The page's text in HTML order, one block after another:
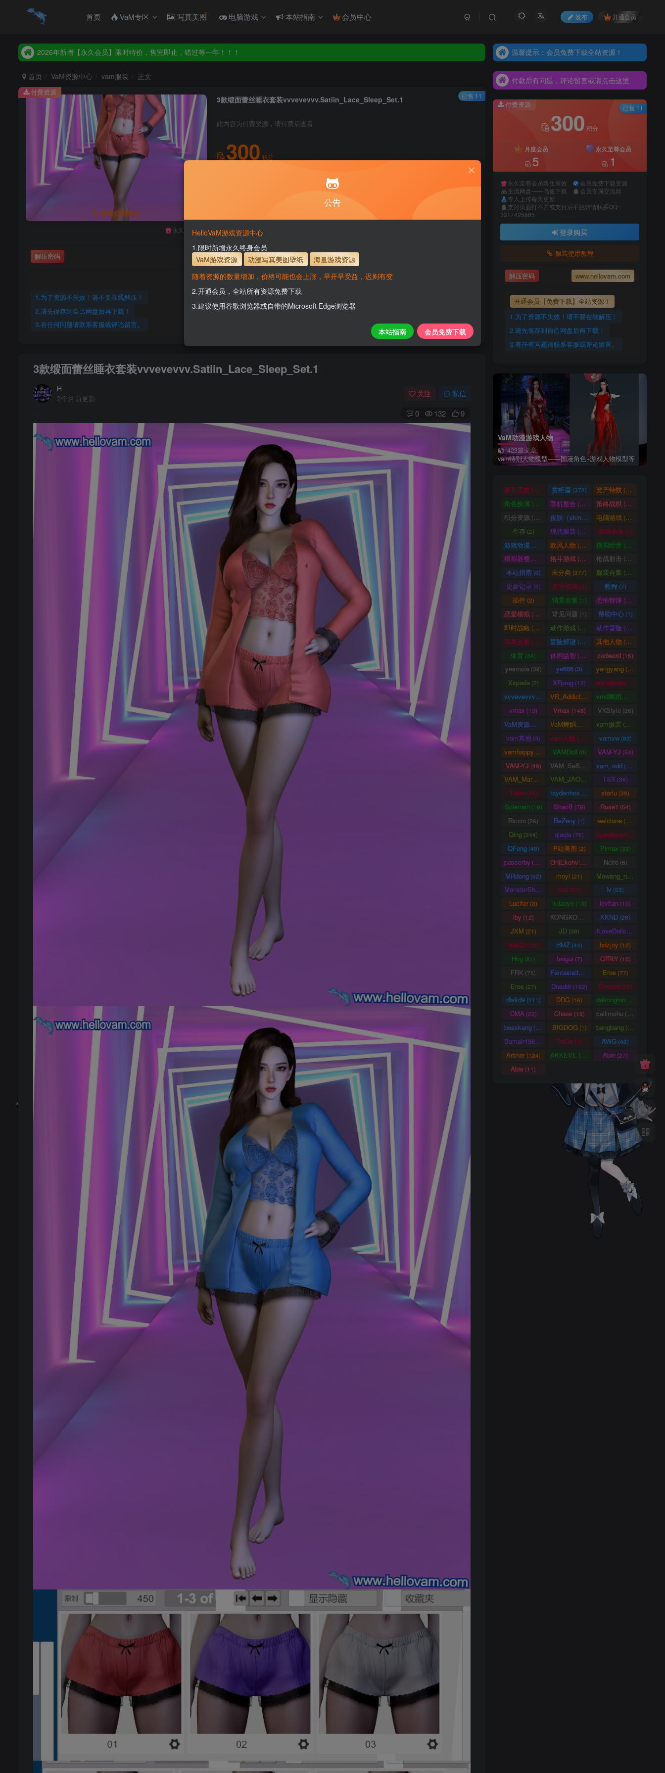
首页 VaM专区 写真美图 电脑游戏 本站指南 会员中心 发布 开通会员
2026年新增【永久会员】限时特价，售完即止，错过等一年！！！
2026年新增【永久会员】限时特价，售完即止，错过等一年！！！
首页 VaM资源中心 vam服装 正文
服装使用教程
3款缎面蕾丝睡衣套装vvvevevvv.Satiin_Lace_Sleep_Set.1
此内容为付费资源，请付费后查看
300 积分
永久至尊会员 1
永久至尊会员终生有效 会员免费下载资源
解压密码
开通会员【免费下载】全站资源！
1.为了资源不失效！请不要在线解压！
2.请先保存到自己网盘后再下载！
3.有任何问题请联系客服或评论留言。
付费资源 已售 11
3款缎面蕾丝睡衣套装vvvevevvv.Satiin_Lace_Sleep_Set.1
H
2个月前更新
关注 私信
0 132 9
温馨提示：会员免费下载全站资源！
温馨提示：会员免费下载全站资源！
付款后有问题，评论留言或请点击这里
付款后有问题，评论留言或请点击这里
付款后有问题，评论留言或请点击这里
付费资源
300 积分
月度会员
5
永久至尊会员
1
永久至尊会员终生有效
会员免费下载资源
主流网盘——高速下载
会员专属交流群
专人上传每天更新
支付页面打不开或支付后不跳转请联系QQ：
3317425885
登录购买
服装使用教程
解压密码 www.hellovam.com
开通会员【免费下载】全站资源！
1.为了资源不失效！请不要在线解压！
2.请先保存到自己网盘后再下载！
3.有任何问题请联系客服或评论留言。
已售 11
VaM动漫游戏人物
423篇文章
vam特别人物模型——国漫角色+游戏人物模型等
赛车竞技 (36) 赏析屋 (372) 资产特效 (224)
角色扮演 (207) 联机整合 (34) 策略战棋 (71)
积分资源 (3246) 皮肤（skin） (1)电脑游戏 (1003)
生存 (2) 现代服装 (929) 游戏本体(1)
游戏动漫古装 (466)
欧风人物 (62) 模拟经营 (57)
模拟器整合 格斗游戏 (25) 枪战射击 (105)
本站指南(0) 未分类 (377) 服装合集 (20)
更新记录(0) 文字游戏(4) 教程 (7)
插件(2) 情景合集 (1) 恐怖惊悚 (64)
恋爱模拟 (101) 常见问题 (1) 帮助中心(1)
即时战略 (14) 动作游戏 (33) 动作冒险 (336)
写真合集 (370) 冒险解谜 (30) 其他人物 (661)
体育 (34) 休闲益智 (69) zedward (15)
yesmola(38) ye666 (3) yangyang (86)
Xspada(2) XFprog (12) wunderwise(1)
vvvevevvv
(191) VR_Addict
(38) vmd舞蹈数据
vmax (13) Vmax (148) VKStyle(26)
VaM资源中心 (4163) VaM舞蹈视频 (5)vam服装 (1458)
vam其他 (3) vam人物 (3105) vamxw(83)
vamhappy VAMDoll (0) VAM-YJ (54)
VAM-YJ (49) vam_odd (20)
VAM_Mars(0) VAM_JAO
(15) TSX (36)
Thorn(34) taydenhoxe(8) starlu (39)
Solerrain(16) ShaoB (78) Rose1 (54)
Riccio (26) ReZeny (1) realclone (70)
Qing (244) qiaqia (76) qiaodaxian
(16)
QFeng(49) P站美图 (2) Pimax (33)
passerby (26) OniEkohvius Neiro(6)
MRdong (62) moyi (21) Mowang_nixi
MonsterShinkai (38)mai (21) lv (53)
Lucifer(3) liulaoye (13) levtian (10)
lby (12) KONGKONG KKND (28)
JXM (21) JD (38) ILoveDolls
(66)
huaQ (126) HMZ (44) hdzjoy (12)
Hcg(81) haigui (7) GIRLY(10)
FRK (75) Fantasia3DArt (55)Eros (77)
Eros (27) Dnaddr(162) Dmoold (21)
dlskd9(211) DDG (16) dakonglong(20)
CMA(23) Chaos (15) callimohu (57)
bosskang (85) BIGDOG(1) bangbang (22)
Bamair1984(15) BaGe (1) AWG (43)
Archer(124) AKKEVE (114) Able (27)
Abie (11)
公告
HelloVaM游戏资源中心
1.限时新增永久终身会员
VaM游戏资源
动漫写真美图壁纸
海量游戏资源
随着资源的数量增加，价格可能也会上涨，早开早受益，迟则有变
2.开通会员，全站所有资源免费下载
3.建议使用谷歌浏览器或自带的Microsoft Edge浏览器
本站指南 会员免费下载